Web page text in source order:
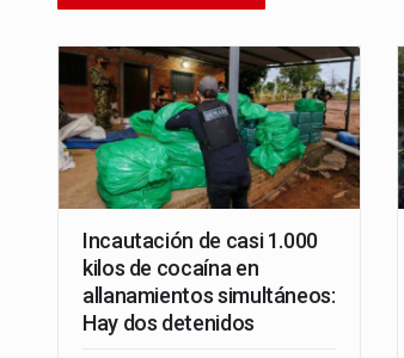
Incautación de casi 1.000
kilos de cocaína en
allanamientos simultáneos:
Hay dos detenidos